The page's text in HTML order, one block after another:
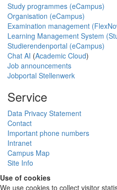
Study programmes (eCampus)
Organisation (eCampus)
Examination management
Learning Management System
Studierendenportal (eCampus)
Chat AI (Academic Cloud)
Job announcements
Jobportal Stellenwerk
Service
Data Privacy Statement
Contact
Important phone numbers
Intranet
Campus Map
Site Info
Use of cookies
We use cookies to collect visitor